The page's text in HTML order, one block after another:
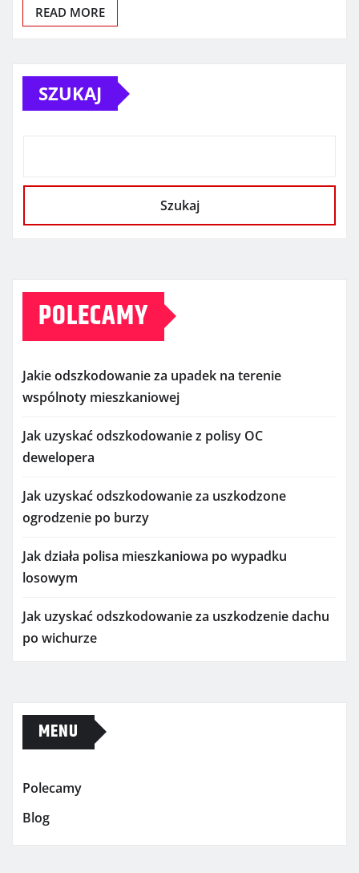
READ MORE
SZUKAJ
Szukaj
POLECAMY
Jakie odszkodowanie za upadek na terenie
wspólnoty mieszkaniowej
Jak uzyskać odszkodowanie z polisy OC
dewelopera
Jak uzyskać odszkodowanie za uszkodzone
ogrodzenie po burzy
Jak działa polisa mieszkaniowa po wypadku
losowym
Jak uzyskać odszkodowanie za uszkodzenie dachu
po wichurze
MENU
Polecamy
Blog